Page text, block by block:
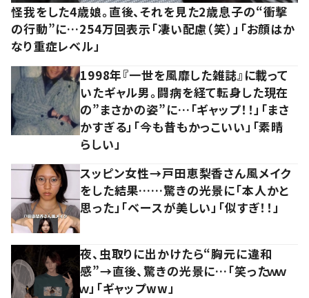
怪我をした4歳娘。直後、それを見た2歳息子の“衝撃
の行動”に…254万回表示「凄い配慮（笑）」「お顔はか
なり重症レベル」
1998年『一世を風靡した雑誌』に載って
いたギャル男。闘病を経て転身した現在
の”まさかの姿”に…「ギャップ！！」「まさ
かすぎる」「今も昔もかっこいい」「素晴
らしい」
スッピン女性→戸田恵梨香さん風メイク
をした結果……驚きの光景に「本人かと
思った」「ベースが美しい」「似すぎ！！」
夜、虫取りに出かけたら“胸元に違和
感”→直後、驚きの光景に…「笑ったｗｗ
ｗ」「ギャップww」